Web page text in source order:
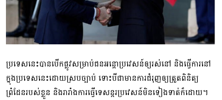
ប្រទេសនេះបានបើកផ្លូវសម្រាប់ជនអន្តោប្រវេសន៍ឲ្យរស់នៅ និងធ្វើការនៅ
ក្នុងប្រទេសនេះដោយស្របច្បាប់ ទោះបីជាមានការជំរុញឲ្យត្រួតពិនិត្យ
ព្រំដែនរបស់ខ្លួន និងរារាំងការធ្វើទេសន្តរប្រវេសន៍មិនទៀងទាត់ក៏ដោយ។